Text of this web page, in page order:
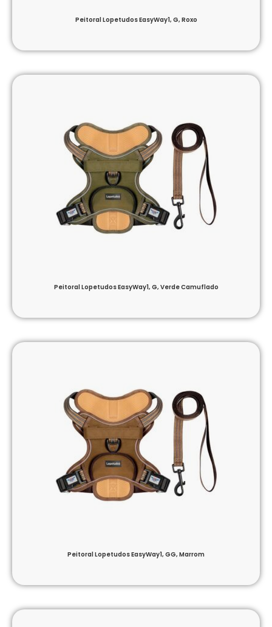
Peitoral Lopetudos EasyWay1, G, Roxo
Peitoral Lopetudos EasyWay1, G, Verde Camuflado
Peitoral Lopetudos EasyWay1, GG, Marrom